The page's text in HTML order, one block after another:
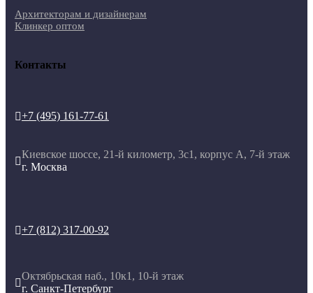
Архитекторам и дизайнерам
Клинкер оптом
Контакты
+7 (495) 161-77-61

Киевское шоссе, 21-й километр, 3с1, корпус А, 7-й этаж
г. Москва
+7 (812) 317-00-92

Октябрьская наб., 10к1, 10-й этаж
г. Санкт-Петербург